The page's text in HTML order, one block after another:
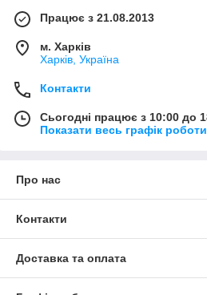
Працює з 21.08.2013
м. Харків
Харків, Україна
Контакти
Сьогодні працює з 10:00 до
Показати весь графік роботи
Про нас
Контакти
Доставка та оплата